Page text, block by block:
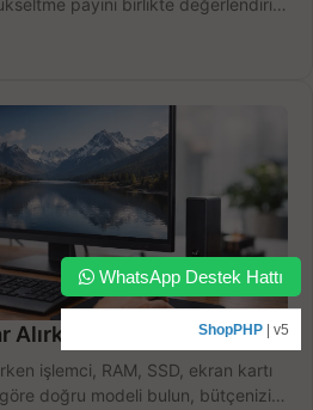
Alırken Doğru Seçim
işlemci, RAM, SSD, ekran kartı
doğru modeli bulun, bütçenizi
WhatsApp Destek Hattı
ShopPHP | v5